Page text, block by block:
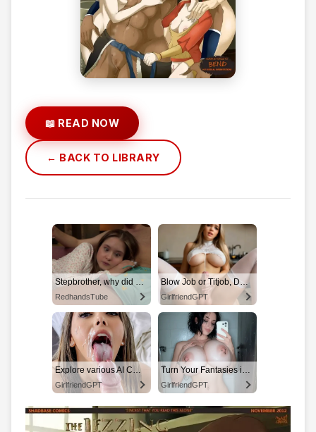
📖 READ NOW
← BACK TO LIBRARY